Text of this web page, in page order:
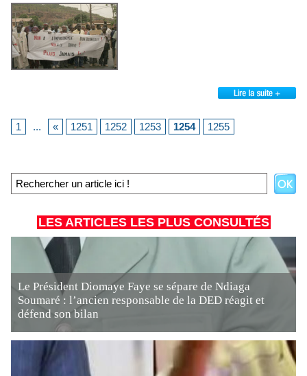
1 ... « 1251 1252 1253 1254 1255
LES ARTICLES LES PLUS CONSULTÉS
Le Président Diomaye Faye se sépare de Ndiaga
Soumaré : l’ancien responsable de la DED réagit et
défend son bilan